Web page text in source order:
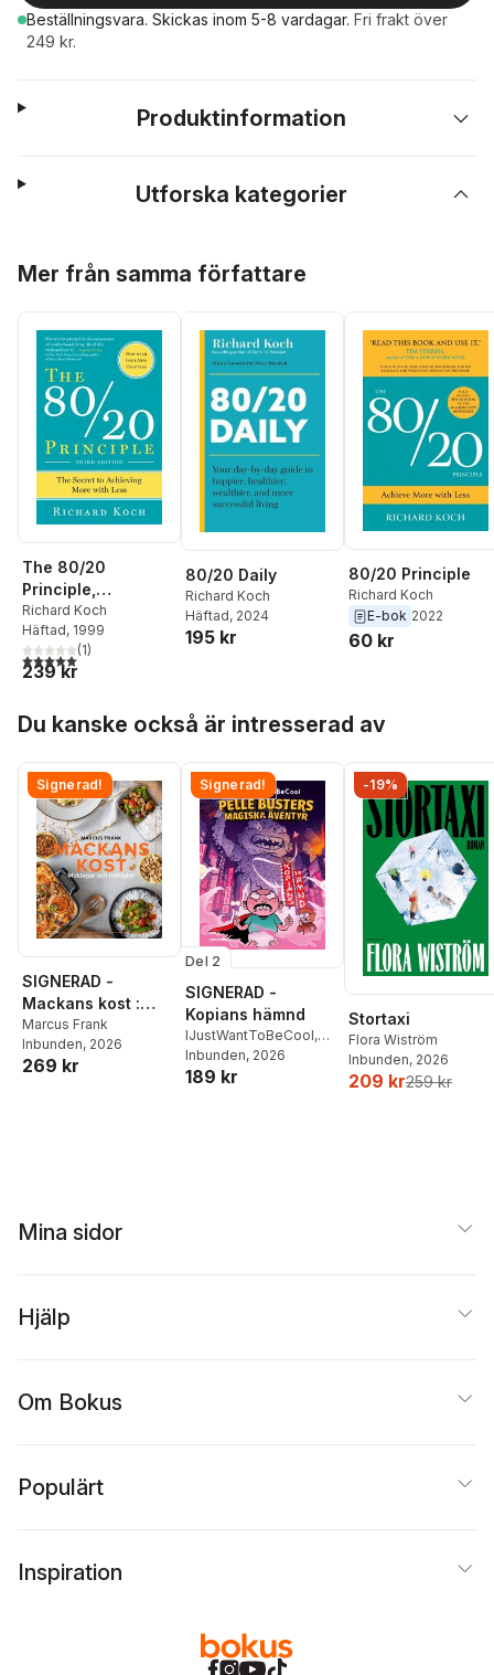
Beställningsvara. Skickas inom 5-8 vardagar. Fri frakt över
249 kr.
Produktinformation
Utforska kategorier
Mer från samma författare
The 80/20
Principle,
Expanded and
Updated: The
Secret to Achieving
More with Less
Richard Koch
Häftad, 1999
5,0utav 5 stjärnor. Totalt antal röster:
(1)
239 kr
80/20 Daily
Richard Koch
Häftad, 2024
195 kr
80/20 Principle
Richard Koch
E-bok 2022
60 kr
Du kanske också är intresserad av
Signerad!
SIGNERAD -
Mackans kost :
Middagar och
matlådor
Marcus Frank
Inbunden, 2026
269 kr
Signerad!
Del 2
SIGNERAD -
Kopians hämnd
IJustWantToBeCool,
Joel Adolphson
Ejdemo Beer
Inbunden, 2026
189 kr
-19%
Stortaxi
Flora Wiström
Inbunden, 2026
209 kr259 kr
Mina sidor
Hjälp
Om Bokus
Populärt
Inspiration